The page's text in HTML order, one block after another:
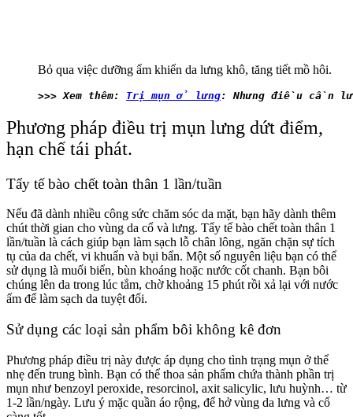
Bỏ qua việc dưỡng ẩm khiến da lưng khô, tăng tiết mồ hôi.
>>> Xem thêm: Trị mụn ở lưng: Nhưng điều cần
Phương pháp điều trị mụn lưng dứt điểm,
hạn chế tái phát.
Tẩy tế bào chết toàn thân 1 lần/tuần
Nếu đã dành nhiều công sức chăm sóc da mặt, bạn hãy dành thêm
chút thời gian cho vùng da cổ và lưng. Tẩy tế bào chết toàn thân 1
lần/tuần là cách giúp bạn làm sạch lỗ chân lông, ngăn chặn sự tích
tụ của da chết, vi khuẩn và bụi bẩn. Một số nguyên liệu bạn có thể
sử dụng là muối biển, bùn khoáng hoặc nước cốt chanh. Bạn bôi
chúng lên da trong lúc tắm, chờ khoảng 15 phút rồi xả lại với nước
ấm để làm sạch da tuyệt đối.
Sử dụng các loại sản phẩm bôi không kê đơn
Phương pháp điều trị này được áp dụng cho tình trạng mụn ở thể
nhẹ đến trung bình. Bạn có thể thoa sản phẩm chứa thành phần trị
mụn như benzoyl peroxide, resorcinol, axit salicylic, lưu huỳnh… từ
1-2 lần/ngày. Lưu ý mặc quần áo rộng, để hở vùng da lưng và cổ